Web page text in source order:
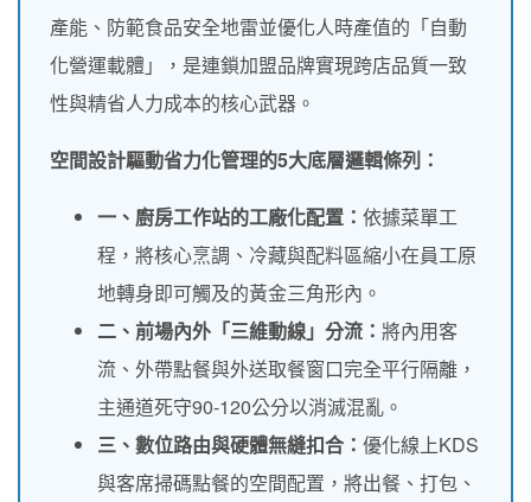
產能、防範食品安全地雷並優化人時產值的「自動
化營運載體」，是連鎖加盟品牌實現跨店品質一致
性與精省人力成本的核心武器。
空間設計驅動省力化管理的5大底層邏輯條列：
一、廚房工作站的工廠化配置： 依據菜單工
程，將核心烹調、冷藏與配料區縮小在員工原
地轉身即可觸及的黃金三角形內。
二、前場內外「三維動線」分流： 將內用客
流、外帶點餐與外送取餐窗口完全平行隔離，
主通道死守90-120公分以消滅混亂。
三、數位路由與硬體無縫扣合： 優化線上KDS
與客席掃碼點餐的空間配置，將出餐、打包、